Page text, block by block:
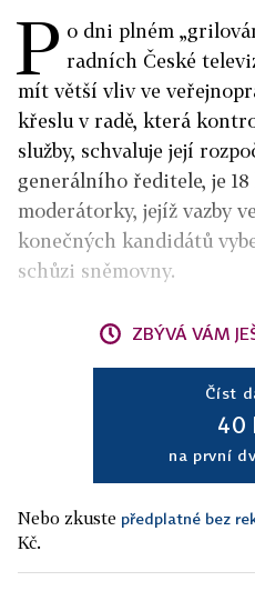
P o dni plném
radních České
mít větší vliv ve
křeslu v radě, která
služby, schvaluje její
generálního ředitele, je
moderátorky, jejíž vazby
konečných kandidátů
schůzi sněmovny.
ZBÝVÁ VÁM
Číst
40
na první
Nebo zkuste předplatné bez
Kč.